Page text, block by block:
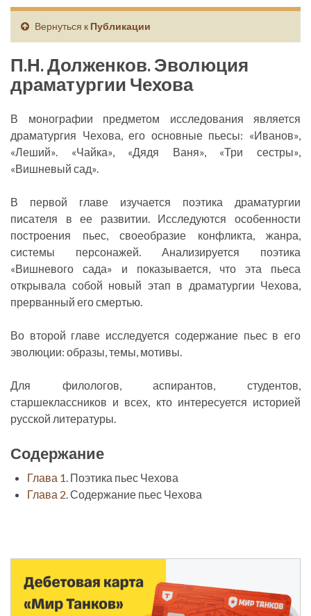
Вернуться к Публикации
П.Н. Долженков. Эволюция
драматургии Чехова
В монографии предметом исследования является
драматургия Чехова, его основные пьесы: «Иванов»,
«Леший». «Чайка», «Дядя Ваня», «Три сестры»,
«Вишневый сад».
В первой главе изучается поэтика драматургии
писателя в ее развитии. Исследуются особенности
построения пьес, своеобразие конфликта, жанра,
системы персонажей. Анализируется поэтика
«Вишневого сада» и показывается, что эта пьеса
открывала собой новый этап в драматургии Чехова,
прерванный его смертью.
Во второй главе исследуется содержание пьес в его
эволюции: образы, темы, мотивы.
Для филологов, аспирантов, студентов,
старшеклассников и всех, кто интересуется историей
русской литературы.
Содержание
Глава 1. Поэтика пьес Чехова
Глава 2. Содержание пьес Чехова